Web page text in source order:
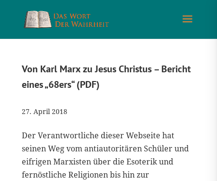
Von Karl Marx zu Jesus Christus – Bericht
eines „68ers“ (PDF)
27. April 2018
Der Verantwortliche dieser Webseite hat
seinen Weg vom antiautoritären Schüler und
eifrigen Marxisten über die Esoterik und
fernöstliche Religionen bis hin zur